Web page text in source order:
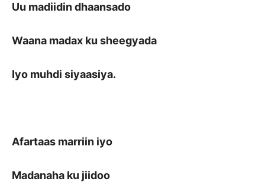
Uu madiidin dhaansado
Waana madax ku sheegyada
Iyo muhdi siyaasiya.
Afartaas marriin iyo
Madanaha ku jiidoo